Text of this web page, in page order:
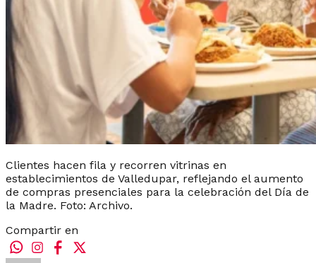
Clientes hacen fila y recorren vitrinas en
establecimientos de Valledupar, reflejando el aumento
de compras presenciales para la celebración del Día de
la Madre. Foto: Archivo.
Compartir en